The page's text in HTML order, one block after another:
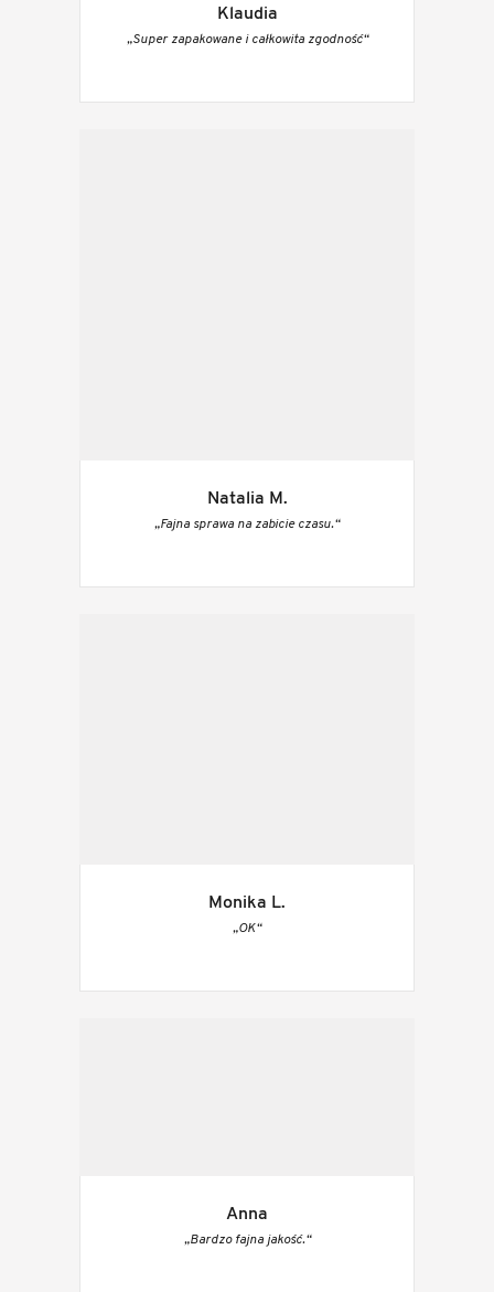
Klaudia
„Super zapakowane i całkowita zgodność“
Natalia M.
„Fajna sprawa na zabicie czasu.“
Monika L.
„OK“
Anna
„Bardzo fajna jakość.“